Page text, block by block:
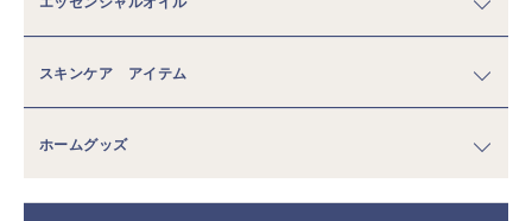
スキンケア アイテム
ホームグッズ